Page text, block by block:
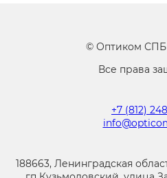
© Оптиком СПБ
Все права
+7 (812)
188663, Ленинградская